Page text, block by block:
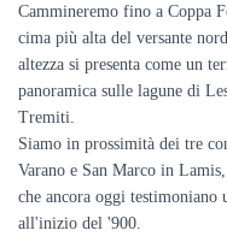
Cammineremo fino a Coppa
cima più alta del versante
altezza si presenta come un
panoramica sulle lagune di
Tremiti.
Siamo in prossimità dei tre
Varano e San Marco in
che ancora oggi
all'inizio del '900.